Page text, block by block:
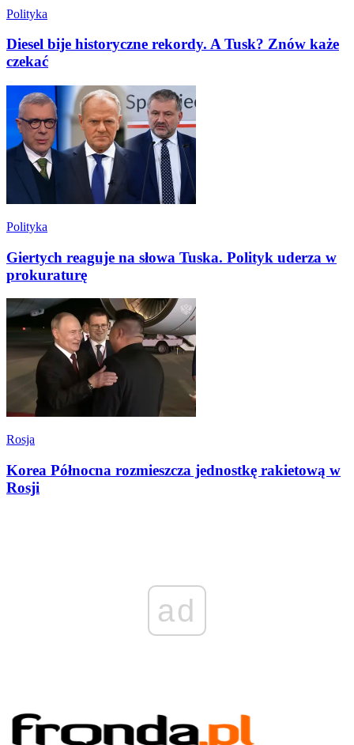
Polityka
Diesel bije historyczne rekordy. A Tusk? Znów każe
czekać
Polityka
Giertych reaguje na słowa Tuska. Polityk uderza w
prokuraturę
Rosja
Korea Północna rozmieszcza jednostkę rakietową w
Rosji
ad